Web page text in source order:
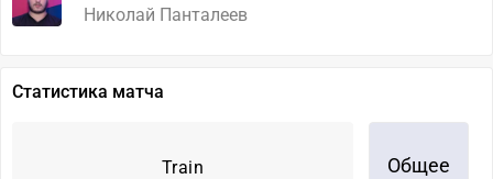
Николай Панталеев
Статистика матча
Train Общее